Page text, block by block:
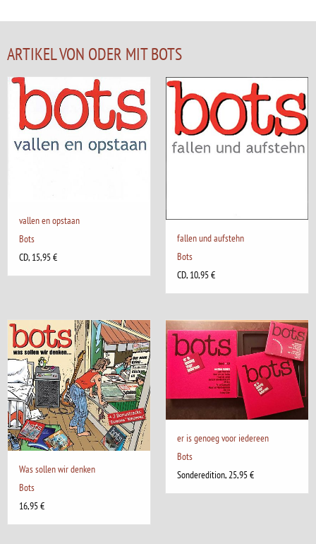
ARTIKEL VON ODER MIT BOTS
vallen en opstaan
Bots
CD, 15,95 €
fallen und aufstehn
Bots
CD, 10,95 €
Was sollen wir denken
Bots
16,95 €
er is genoeg voor iedereen
Bots
Sonderedition, 25,95 €